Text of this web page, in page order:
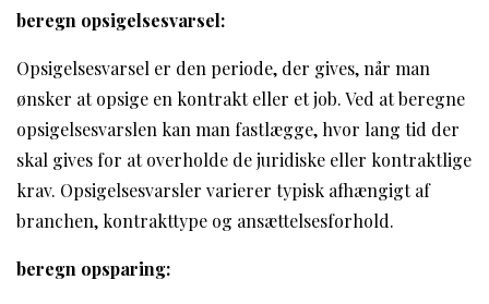
beregn opsigelsesvarsel:
Opsigelsesvarsel er den periode, der gives, når man
ønsker at opsige en kontrakt eller et job. Ved at beregne
opsigelsesvarslen kan man fastlægge, hvor lang tid der
skal gives for at overholde de juridiske eller kontraktlige
krav. Opsigelsesvarsler varierer typisk afhængigt af
branchen, kontrakttype og ansættelsesforhold.
beregn opsparing: